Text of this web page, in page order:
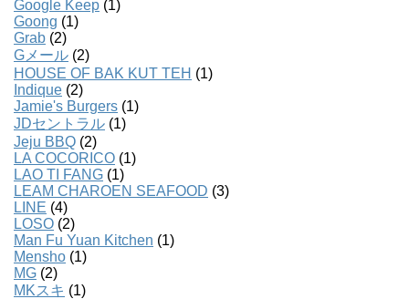
Google Keep (1)
Goong (1)
Grab (2)
Gメール (2)
HOUSE OF BAK KUT TEH (1)
Indique (2)
Jamie's Burgers (1)
JDセントラル (1)
Jeju BBQ (2)
LA COCORICO (1)
LAO TI FANG (1)
LEAM CHAROEN SEAFOOD (3)
LINE (4)
LOSO (2)
Man Fu Yuan Kitchen (1)
Mensho (1)
MG (2)
MKスキ (1)